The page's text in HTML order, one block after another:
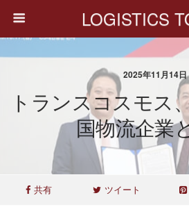
LOGISTICS
2025年11月14日
トランスコスモス
国物流企業
共有 ツイート